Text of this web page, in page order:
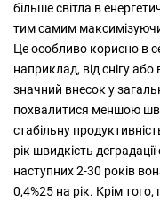
більше світла в
тим самим
Це особливо корисно в
наприклад, від снігу
значний внесок у
похвалитися меншою
стабільну
рік швидкість
наступних 2-30 років
0,4%25 на рік. Крім того,